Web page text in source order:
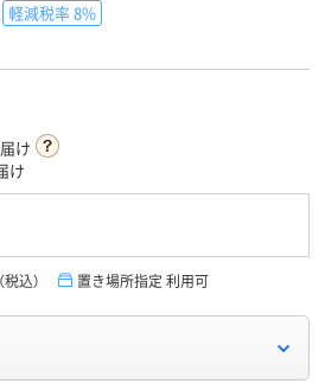
軽減税率 8%
け
け
（税込） 置き場所指定 利用可